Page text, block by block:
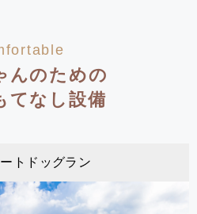
んのための
てなし設備
トドッグラン